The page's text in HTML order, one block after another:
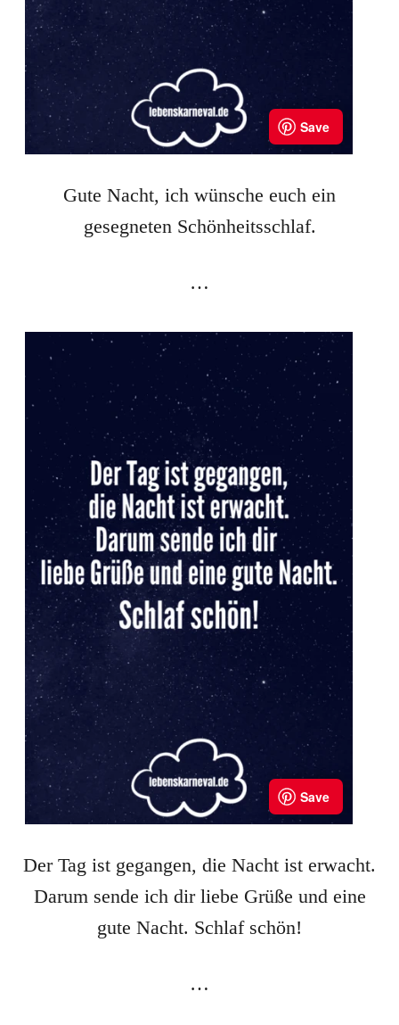
Gute Nacht, ich wünsche euch ein
gesegneten Schönheitsschlaf.
…
Der Tag ist gegangen, die Nacht ist erwacht.
Darum sende ich dir liebe Grüße und eine
gute Nacht. Schlaf schön!
…